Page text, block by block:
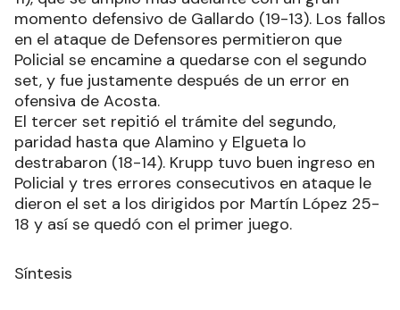
momento defensivo de Gallardo (19-13). Los fallos
en el ataque de Defensores permitieron que
Policial se encamine a quedarse con el segundo
set, y fue justamente después de un error en
ofensiva de Acosta.
El tercer set repitió el trámite del segundo,
paridad hasta que Alamino y Elgueta lo
destrabaron (18-14). Krupp tuvo buen ingreso en
Policial y tres errores consecutivos en ataque le
dieron el set a los dirigidos por Martín López 25-
18 y así se quedó con el primer juego.
Síntesis